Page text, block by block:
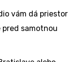
vám dá priestor
samotnou